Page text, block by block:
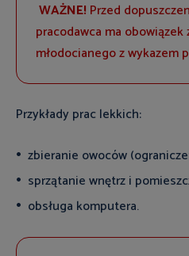
WAŻNE! Przed
pracodawca ma obowiązek
młodocianego z wykazem
Przykłady prac lekkich:
zbieranie owoców
sprzątanie wnętrz i
obsługa komputera.